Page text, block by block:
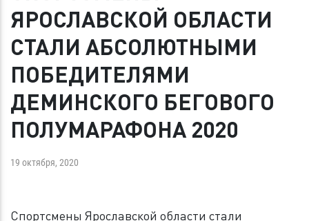
ЯРОСЛАВСКОЙ ОБЛАСТИ
СТАЛИ АБСОЛЮТНЫМИ
ПОБЕДИТЕЛЯМИ
ДЕМИНСКОГО БЕГОВОГО
ПОЛУМАРАФОНА 2020
19 октября, 2020
Спортсмены Ярославской области стали